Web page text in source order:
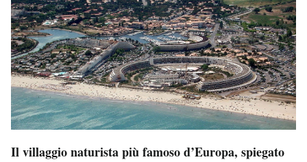
Il villaggio naturista più famoso d’Europa, spiegato